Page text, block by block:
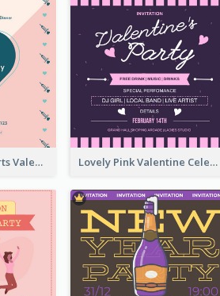
Pink And Blue Hearts Valentines Day Dinner Invitation Lovely Pink Valentine Celebration Invitation Design Ideas